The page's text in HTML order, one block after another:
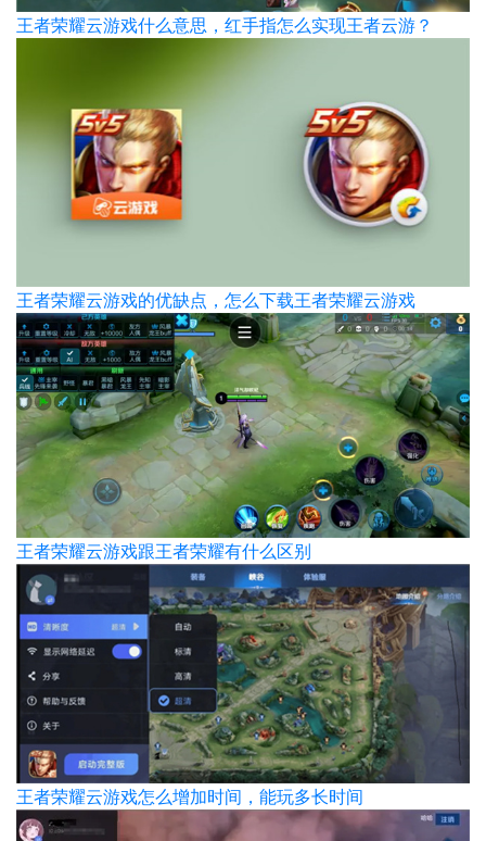
王者荣耀云游戏什么意思，红手指怎么实现王者云游？
王者荣耀云游戏的优缺点，怎么下载王者荣耀云游戏
王者荣耀云游戏跟王者荣耀有什么区别
王者荣耀云游戏怎么增加时间，能玩多长时间